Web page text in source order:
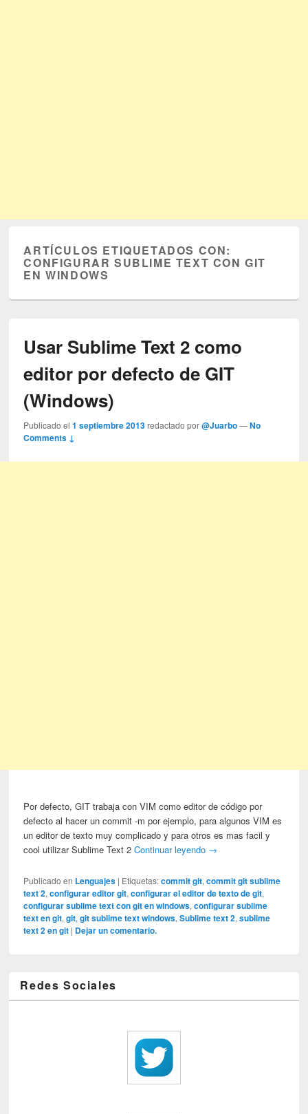
ARTÍCULOS ETIQUETADOS CON:
CONFIGURAR SUBLIME TEXT CON GIT
EN WINDOWS
Usar Sublime Text 2 como
editor por defecto de GIT
(Windows)
Publicado el1 septiembre 2013 redactado por@Juarbo —No
Comments ↓
Por defecto, GIT trabaja con VIM como editor de código por
defecto al hacer un commit -m por ejemplo, para algunos VIM es
un editor de texto muy complicado y para otros es mas facil y
cool utilizar Sublime Text 2Continuar leyendo →
Publicado en Lenguajes | Etiquetas: commit git,commit git sublime
text 2,configurar editor git,configurar el editor de texto de git,
configurar sublime text con git en windows,configurar sublime
text en git,git,git sublime text windows,Sublime text 2,sublime
text 2 en git | Dejar un comentario.
Redes Sociales